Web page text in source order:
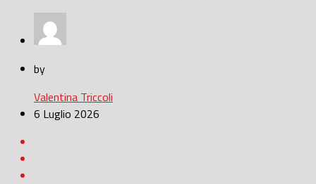
by
Valentina Triccoli
6 Luglio 2026